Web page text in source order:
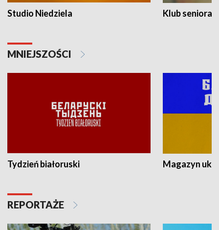
Studio Niedziela Klub seniora
MNIEJSZOŚCI
Tydzień białoruski Magazyn
REPORTAŻE